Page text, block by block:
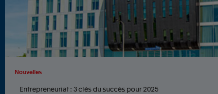
Nouvelles
Entrepreneuriat : 3 clés du succès pour 2025